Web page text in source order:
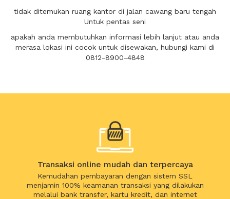
tidak ditemukan ruang kantor di jalan cawang baru tengah
Untuk pentas seni
apakah anda membutuhkan informasi lebih lanjut atau anda
merasa lokasi ini cocok untuk disewakan, hubungi kami di
0812-8900-4848
Transaksi online mudah dan terpercaya
Kemudahan pembayaran dengan sistem SSL
menjamin 100% keamanan transaksi yang dilakukan
melalui bank transfer, kartu kredit, dan internet